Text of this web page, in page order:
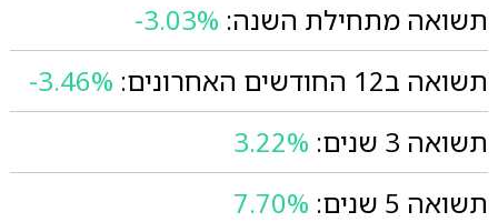
תשואה מתחילת השנה: -3.03%
תשואה ב12 החודשים האחרונים:
-3.46%
תשואה 3 שנים:
3.22%
תשואה 5 שנים:
7.70%